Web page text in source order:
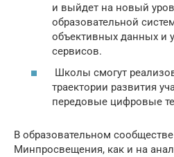
и выйдет на новый
образовательной
объективных данных и
сервисов.
Школы смогут
траектории развития
передовые цифровые
В образовательном
Минпросвещения, как и на